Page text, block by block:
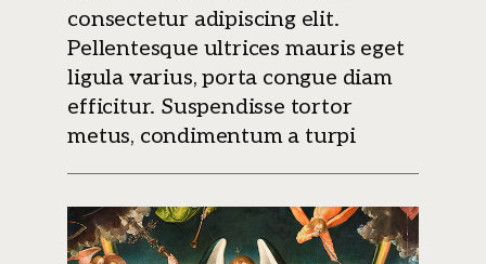
consectetur adipiscing elit.
Pellentesque ultrices mauris eget
ligula varius, porta congue diam
efficitur. Suspendisse tortor
metus, condimentum a turpi